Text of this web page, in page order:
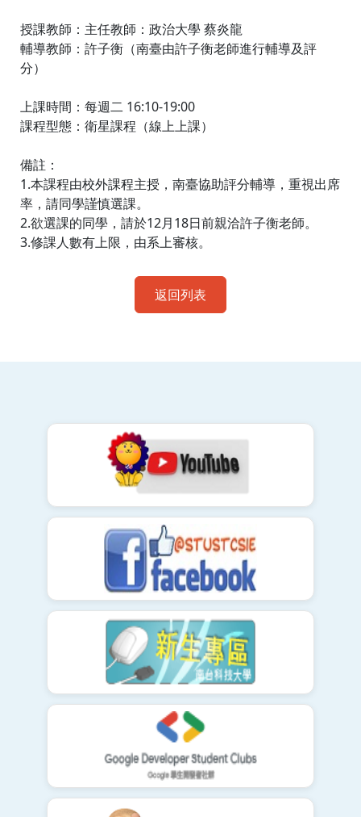
授課教師：主任教師：政治大學 蔡炎龍
輔導教師：許子衡（南臺由許子衡老師進行輔導及評
分）
上課時間：每週二 16:10-19:00
課程型態：衛星課程（線上上課）
備註：
1.本課程由校外課程主授，南臺協助評分輔導，重視出席
率，請同學謹慎選課。
2.欲選課的同學，請於12月18日前親洽許子衡老師。
3.修課人數有上限，由系上審核。
返回列表